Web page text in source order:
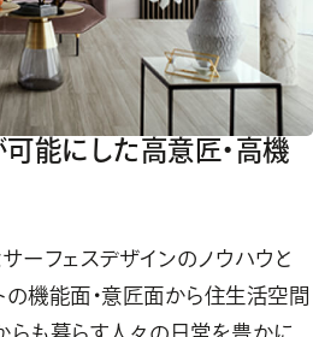
能にした高意匠・高機
ーフェスデザインのノウハウと
の機能面・意匠面から住生活空間
らも暮らす人々の日常を豊かに